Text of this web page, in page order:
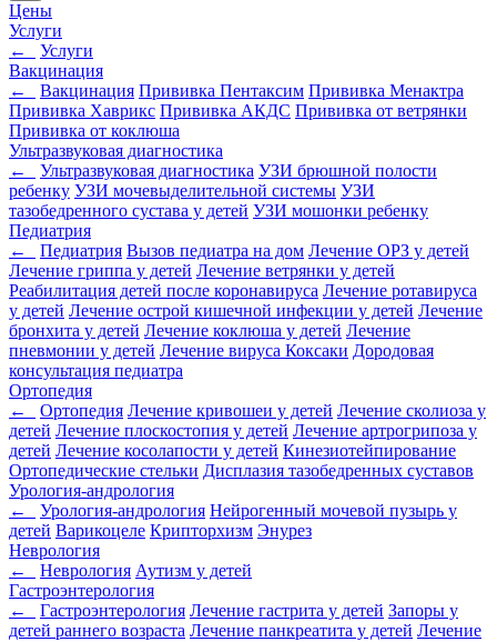
Цены
Услуги
←
Услуги
Вакцинация
←
Вакцинация Прививка Пентаксим Прививка Менактра
Прививка Хаврикс Прививка АКДС Прививка от ветрянки
Прививка от коклюша
Ультразвуковая диагностика
←
Ультразвуковая диагностика УЗИ брюшной полости
ребенку УЗИ мочевыделительной системы УЗИ
тазобедренного сустава у детей УЗИ мошонки ребенку
Педиатрия
←
Педиатрия Вызов педиатра на дом Лечение ОРЗ у детей
Лечение гриппа у детей Лечение ветрянки у детей
Реабилитация детей после коронавируса Лечение ротавируса
у детей Лечение острой кишечной инфекции у детей Лечение
бронхита у детей Лечение коклюша у детей Лечение
пневмонии у детей Лечение вируса Коксаки Дородовая
консультация педиатра
Ортопедия
←
Ортопедия Лечение кривошеи у детей Лечение сколиоза у
детей Лечение плоскостопия у детей Лечение артрогрипоза у
детей Лечение косолапости у детей Кинезиотейпирование
Ортопедические стельки Дисплазия тазобедренных суставов
Урология-андрология
←
Урология-андрология Нейрогенный мочевой пузырь у
детей Варикоцеле Крипторхизм Энурез
Неврология
←
Неврология Аутизм у детей
Гастроэнтерология
←
Гастроэнтерология Лечение гастрита у детей Запоры у
детей раннего возраста Лечение панкреатита у детей Лечение